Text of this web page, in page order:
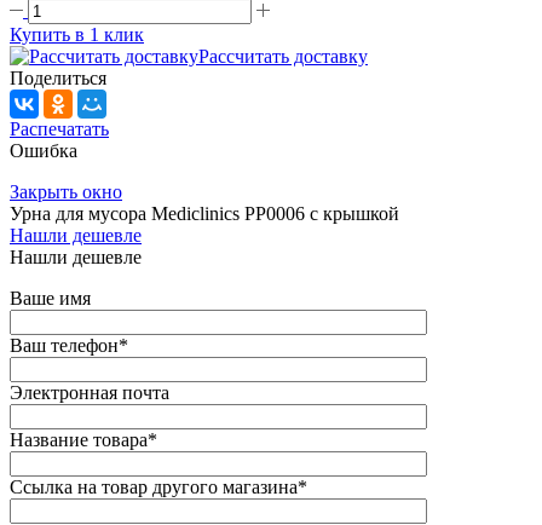
Купить в 1 клик
Рассчитать доставку
Поделиться
Распечатать
Ошибка
Закрыть окно
Урна для мусора Mediclinics PP0006 с крышкой
Нашли дешевле
Нашли дешевле
Ваше имя
Ваш телефон*
Электронная почта
Название товара*
Ссылка на товар другого магазина*